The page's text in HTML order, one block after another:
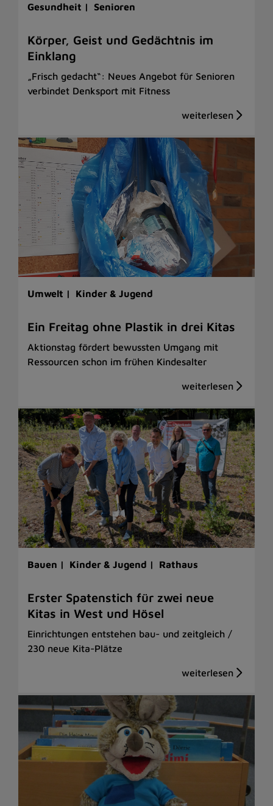
Gesundheit | Senioren
Körper, Geist und Gedächtnis im
Einklang
„Frisch gedacht“: Neues Angebot für Senioren
verbindet Denksport mit Fitness
Umwelt | Kinder & Jugend
Ein Freitag ohne Plastik in drei Kitas
Aktionstag fördert bewussten Umgang mit
Ressourcen schon im frühen Kindesalter
Bauen | Kinder & Jugend | Rathaus
Erster Spatenstich für zwei neue
Kitas in West und Hösel
Einrichtungen entstehen bau- und zeitgleich /
230 neue Kita-Plätze